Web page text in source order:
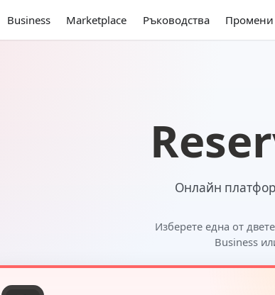
Business Marketplace Ръководства Промени
Онлайн
Изберете една от
Business